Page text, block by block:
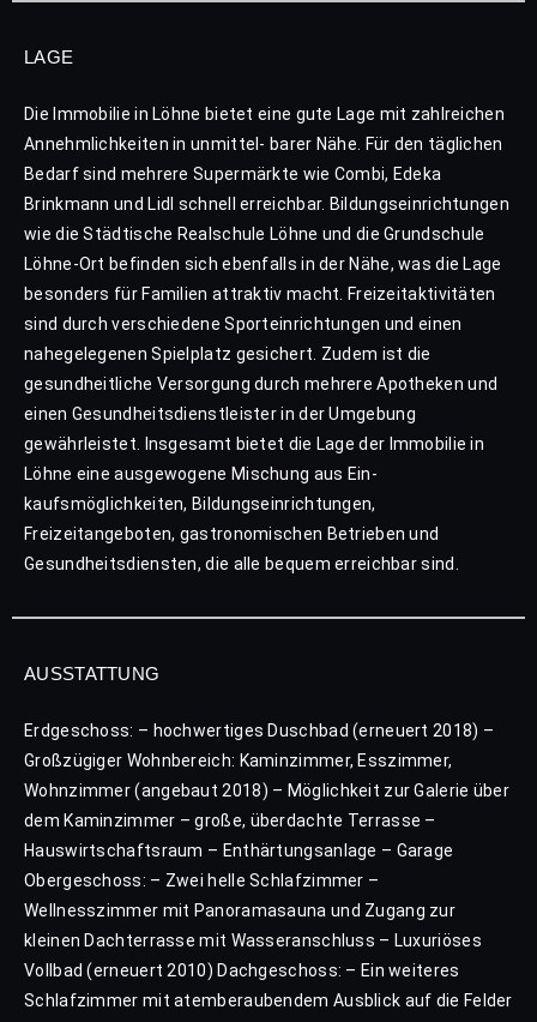
LAGE
Die Immobilie in Löhne bietet eine gute Lage mit zahlreichen
Annehmlichkeiten in unmittel- barer Nähe. Für den täglichen
Bedarf sind mehrere Supermärkte wie Combi, Edeka
Brinkmann und Lidl schnell erreichbar. Bildungseinrichtungen
wie die Städtische Realschule Löhne und die Grundschule
Löhne-Ort befinden sich ebenfalls in der Nähe, was die Lage
besonders für Familien attraktiv macht. Freizeitaktivitäten
sind durch verschiedene Sporteinrichtungen und einen
nahegelegenen Spielplatz gesichert. Zudem ist die
gesundheitliche Versorgung durch mehrere Apotheken und
einen Gesundheitsdienstleister in der Umgebung
gewährleistet. Insgesamt bietet die Lage der Immobilie in
Löhne eine ausgewogene Mischung aus Ein-
kaufsmöglichkeiten, Bildungseinrichtungen,
Freizeitangeboten, gastronomischen Betrieben und
Gesundheitsdiensten, die alle bequem erreichbar sind.
AUSSTATTUNG
Erdgeschoss: – hochwertiges Duschbad (erneuert 2018) –
Großzügiger Wohnbereich: Kaminzimmer, Esszimmer,
Wohnzimmer (angebaut 2018) – Möglichkeit zur Galerie über
dem Kaminzimmer – große, überdachte Terrasse –
Hauswirtschaftsraum – Enthärtungsanlage – Garage
Obergeschoss: – Zwei helle Schlafzimmer –
Wellnesszimmer mit Panoramasauna und Zugang zur
kleinen Dachterrasse mit Wasseranschluss – Luxuriöses
Vollbad (erneuert 2010) Dachgeschoss: – Ein weiteres
Schlafzimmer mit atemberaubendem Ausblick auf die Felder